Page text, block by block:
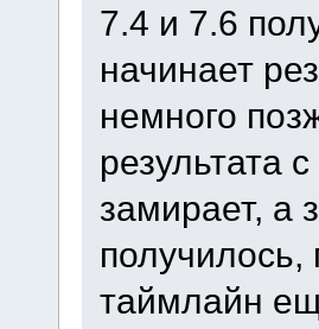
7.4 и 7.6
начинает
немного
результата
замирает, а
получилось,
таймлайн